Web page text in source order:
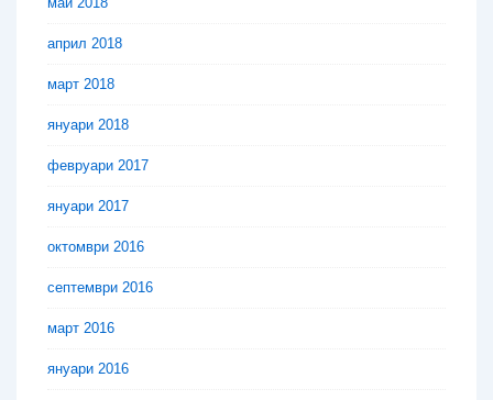
април 2018
март 2018
януари 2018
февруари 2017
януари 2017
октомври 2016
септември 2016
март 2016
януари 2016